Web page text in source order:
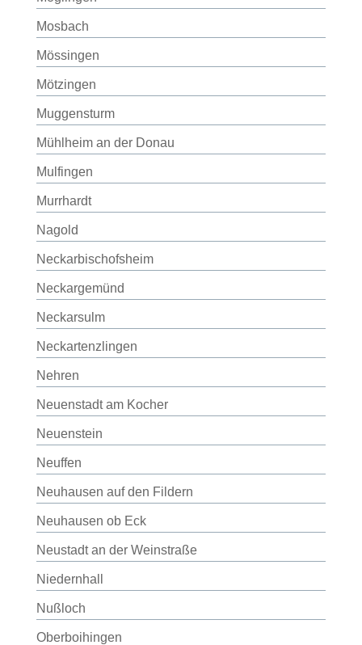
Mosbach
Mössingen
Mötzingen
Muggensturm
Mühlheim an der Donau
Mulfingen
Murrhardt
Nagold
Neckarbischofsheim
Neckargemünd
Neckarsulm
Neckartenzlingen
Nehren
Neuenstadt am Kocher
Neuenstein
Neuffen
Neuhausen auf den Fildern
Neuhausen ob Eck
Neustadt an der Weinstraße
Niedernhall
Nußloch
Oberboihingen